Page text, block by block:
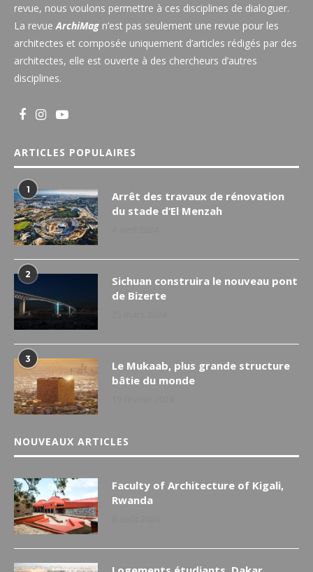
revue, nous voulons permettre à ces disciplines de dialoguer.
La revue ArchiMag n’est pas seulement une revue pour les
architectes et composée uniquement d’articles rédigés par des
architectes, elle est ouverte à des chercheurs d’autres
disciplines.
ARTICLES POPULAIRES
1
Arrêt des travaux de rénovation
du stade d’El Menzah
2
Sichuan construira le nouveau pont
de Bizerte
3
Le Mukaab, plus grande structure
bâtie du monde
NOUVEAUX ARTICLES
Faculty of Architecture of Kigali,
Rwanda